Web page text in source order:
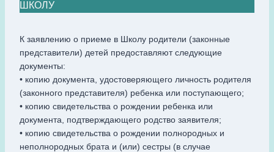
ШКОЛУ
К заявлению о приеме в Школу родители (законные
представители) детей предоставляют следующие
документы:
• копию документа, удостоверяющего личность родителя
(законного представителя) ребенка или поступающего;
• копию свидетельства о рождении ребенка или
документа, подтверждающего родство заявителя;
• копию свидетельства о рождении полнородных и
неполнородных брата и (или) сестры (в случае